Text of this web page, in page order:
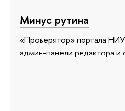
Минус рутина
«Проверятор» портала
админ-панели редактора и